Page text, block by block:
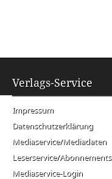
Verlags-Service
Impressum
Datenschutzerklärung
Mediaservice/Mediadaten
Leserservice/Abonnements
Mediaservice-Login